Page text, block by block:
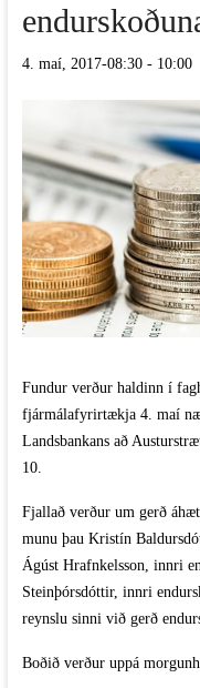
4. maí, 2017-08:30- 10:00
Fundur verður haldinn í
fjármálafyrirtækja 4. maí
Landsbankans að
10.
Fjallað verður um gerð
munu þau Kristín
Ágúst Hrafnkelsson, innri
Steinþórsdóttir, innri
reynslu sinni við gerð
Boðið verður uppá